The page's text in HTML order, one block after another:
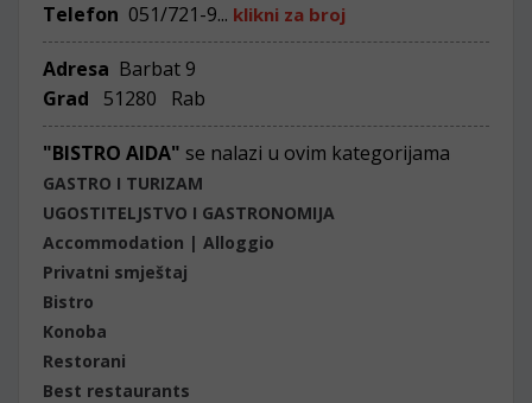
Telefon 051/721-9... klikni za broj
Adresa Barbat 9
Grad
51280 Rab
"BISTRO AIDA" se nalazi u ovim kategorijama
GASTRO I TURIZAM
UGOSTITELJSTVO I GASTRONOMIJA
Accommodation | Alloggio
Privatni smještaj
Bistro
Konoba
Restorani
Best restaurants